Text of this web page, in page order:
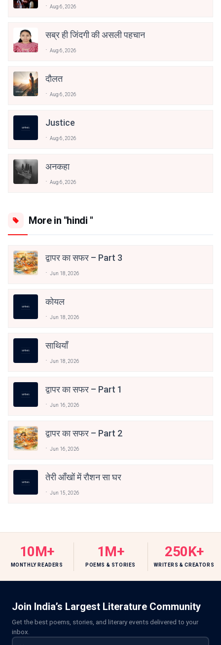
Aug 6, 2026
सब्र ही जिंदगी की असली पहचान
Aug 6, 2026
दौलत
Aug 6, 2026
Justice
Aug 6, 2026
अनकहा
Aug 6, 2026
More in "hindi "
द्वापर का सफर – Part 3
Jun 18, 2026
कोयल
Jun 18, 2026
साथियाँ
Jun 18, 2026
द्वापर का सफर – Part 1
Jun 16, 2026
द्वापर का सफर – Part 2
Jun 16, 2026
तेरी आँखों में रौशन सा घर
Jun 15, 2026
10M+
MONTHLY READERS
1M+
POEMS & STORIES
250K+
WRITERS & CREATORS
Join India’s Largest Literature Community
Get the best poems, stories, and literary events delivered to your
inbox.